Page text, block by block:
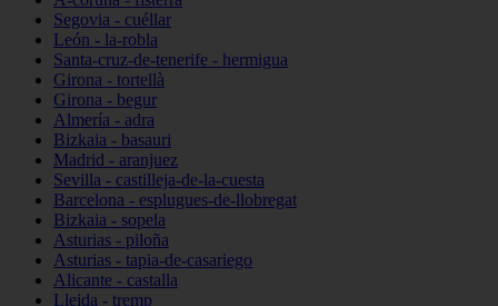
Segovia - cuéllar
León - la-robla
Santa-cruz-de-tenerife - hermigua
Girona - tortellà
Girona - begur
Almería - adra
Bizkaia - basauri
Madrid - aranjuez
Sevilla - castilleja-de-la-cuesta
Barcelona - esplugues-de-llobregat
Bizkaia - sopela
Asturias - piloña
Asturias - tapia-de-casariego
Alicante - castalla
Lleida - tremp